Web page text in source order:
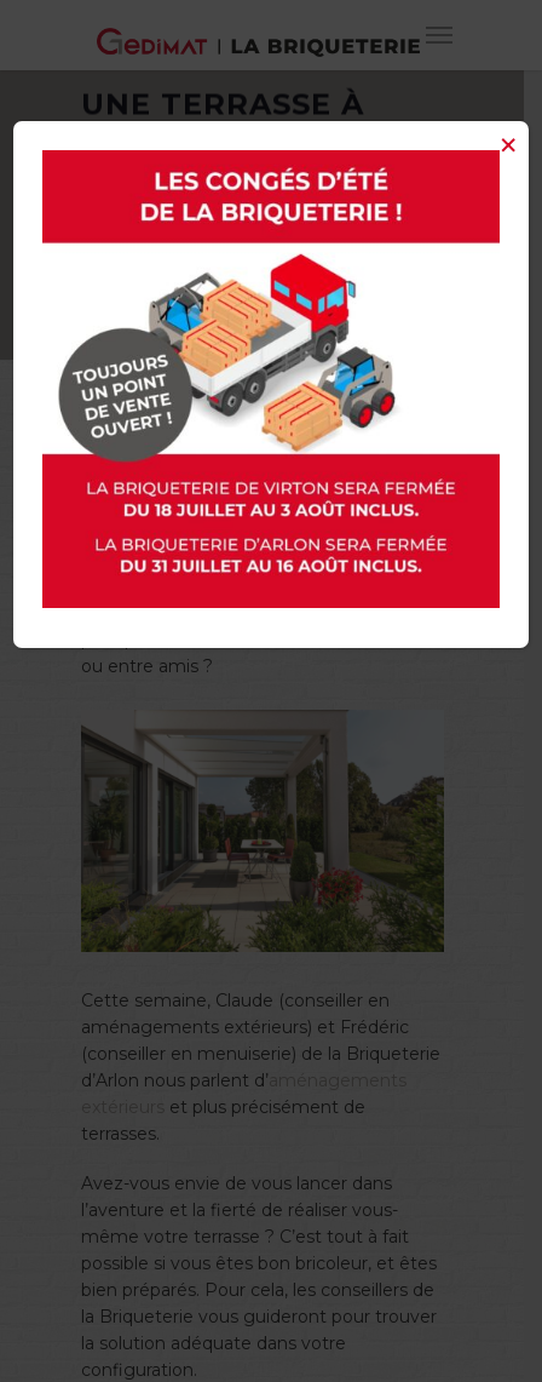
UNE TERRASSE À
MÊME OU PAR DES
PROS ? NOUS AVONS
LES CONSEILS QU’IL
VOUS FAUT !
Une terrasse à construire vous-même
ou par des pros ? Nous avons les
conseils qu’il vous faut !
de plus agréable qu’une belle terrasse,
ou entre amis ?
Cette semaine, Claude (conseiller en
aménagements extérieurs) et Frédéric
(conseiller en menuiserie) de la Briqueterie
d’Arlon nous parlent d’
et plus précisément de
terrasses.
Avez-vous envie de vous lancer dans
l’aventure et la fierté de réaliser vous-
même votre terrasse ? C’est tout à fait
possible si vous êtes bon bricoleur, et êtes
bien préparés. Pour cela, les conseillers de
la Briqueterie vous guideront pour trouver
la solution adéquate dans votre
configuration.
×